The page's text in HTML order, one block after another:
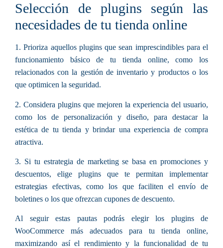
Selección de plugins según las
necesidades de tu tienda online
1. Prioriza aquellos plugins que sean imprescindibles para el
funcionamiento básico de tu tienda online, como los
relacionados con la gestión de inventario y productos o los
que optimicen la seguridad.
2. Considera plugins que mejoren la experiencia del usuario,
como los de personalización y diseño, para destacar la
estética de tu tienda y brindar una experiencia de compra
atractiva.
3. Si tu estrategia de marketing se basa en promociones y
descuentos, elige plugins que te permitan implementar
estrategias efectivas, como los que faciliten el envío de
boletines o los que ofrezcan cupones de descuento.
Al seguir estas pautas podrás elegir los plugins de
WooCommerce más adecuados para tu tienda online,
maximizando así el rendimiento y la funcionalidad de tu